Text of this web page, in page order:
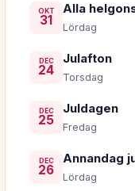
OKT
31
Alla
Lördag
DEC
24
Julafton
Torsdag
DEC
25
Juldagen
Fredag
DEC
26
Annandag
Lördag